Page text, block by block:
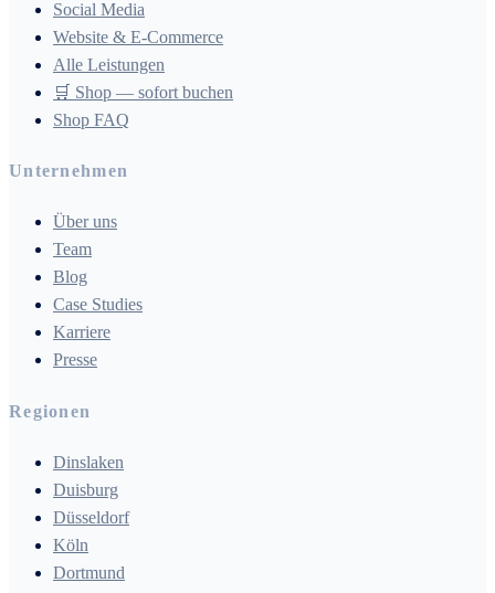
Social Media
Website & E-Commerce
Alle Leistungen
🛒 Shop — sofort buchen
Shop FAQ
Unternehmen
Über uns
Team
Blog
Case Studies
Karriere
Presse
Regionen
Dinslaken
Duisburg
Düsseldorf
Köln
Dortmund